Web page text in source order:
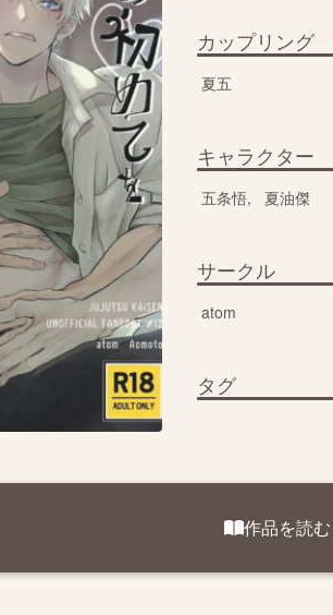
カップリング
夏五
キャラクター
五条悟 夏油傑
サークル
atom
タグ
作品を読む